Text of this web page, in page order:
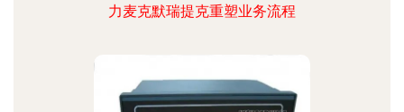
力麦克默瑞提克重塑业务流程